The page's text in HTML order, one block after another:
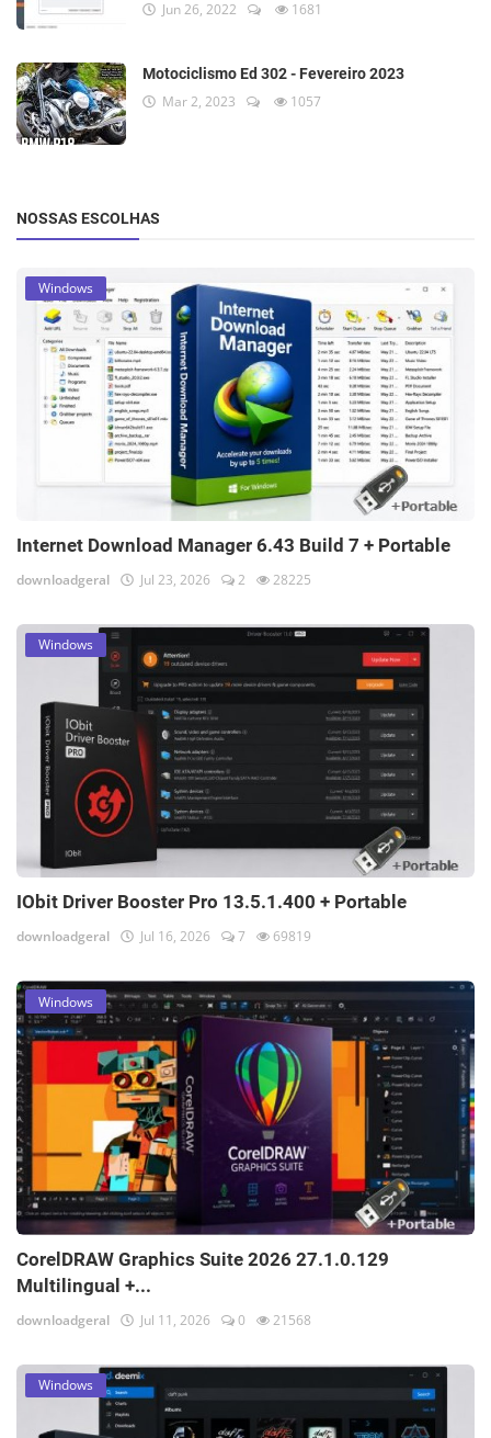
Jun 26, 2022 1681
Motociclismo Ed 302 - Fevereiro 2023
Mar 2, 2023 1057
NOSSAS ESCOLHAS
Windows
Internet Download Manager 6.43 Build 7 + Portable
downloadgeral Jul 23, 2026 2 28225
Windows
IObit Driver Booster Pro 13.5.1.400 + Portable
downloadgeral Jul 16, 2026 7 69819
Windows
CorelDRAW Graphics Suite 2026 27.1.0.129
Multilingual +...
downloadgeral Jul 11, 2026 0 21568
Windows